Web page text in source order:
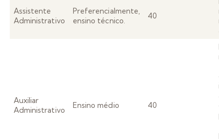
Assistente
Administrativo
Preferencialmente,
ensino técnico.
40
Auxiliar
Administrativo
Ensino médio 40